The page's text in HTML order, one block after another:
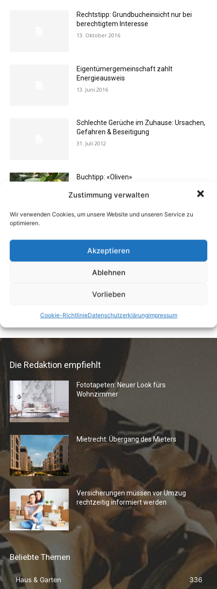
Zustimmung verwalten
Wir verwenden Cookies, um unsere Website und unseren Service zu
optimieren.
Akzeptieren
Ablehnen
Vorlieben
Cookie-RichtlinieDatenschutzerklärungimpressum
Rechtstipp: Grundbucheinsicht nur bei
berechtigtem Interesse
13. Oktober 2016
Eigentümergemeinschaft zahlt
Energieausweis
13. Juni 2016
Schlechte Gerüche im Zuhause: Ursachen,
Gefahren & Beseitigung
31. Juli 2012
Buchtipp: «Oliven»
Kommunikationswege
7. Juli 2026
Einrichtung zurücklassen
Die Redaktion empfiehlt
Fototapeten: Neuer Look fürs
Wohnzimmer
Mietrecht: Übergang des Mieters
Versicherungen müssen vor Umzug
rechtzeitig informiert werden
Beliebte Themen
Haus & Garten
336